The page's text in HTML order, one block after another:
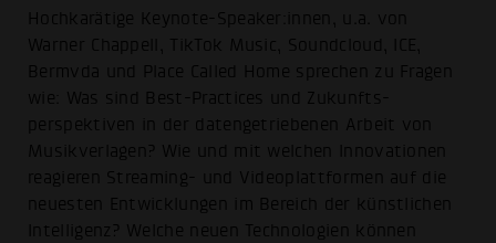
Hochkarätige Keynote-Speaker:innen, u.a. von
Warner Chappell, TikTok Music, Soundcloud, ICE,
Bermvda und Place Called Home sprechen zu Fragen
wie: Was sind Best-Practices und Zukunfts-
perspektiven in der datengetriebenen Arbeit von
Musikverlagen? Wie und mit welchen Innovationen
reagieren Streaming- und Videoplattformen auf die
neuesten Entwicklungen im Bereich der künstlichen
Intelligenz? Welche neuen Technologien können